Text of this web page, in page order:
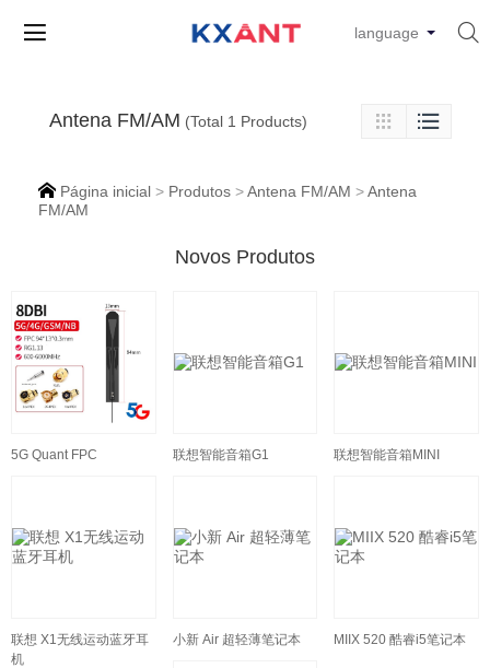
 
language
Antena FM/AM (Total 1 Products)  
 Página inicial > Produtos >Antena FM/AM >Antena
FM/AM
Novos Produtos
5G Quant FPC 联想智能音箱G1 联想智能音箱MINI
联想 X1无线运动蓝牙耳
机
小新 Air 超轻薄笔记本 MIIX 520 酷睿i5笔记本